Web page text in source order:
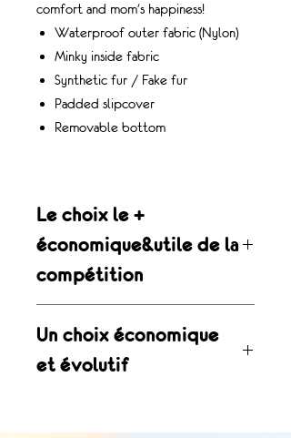
comfort and mom's happiness!
Waterproof outer fabric (Nylon)
Minky inside fabric
Synthetic fur / Fake fur
Padded slipcover
Removable bottom
Le choix le +
économique&utile de la
compétition
ans)
Notre housse d’hiver est le choix le
après année. Grâce à son format
Un choix économique
et évolutif
accompagner votre enfant plus